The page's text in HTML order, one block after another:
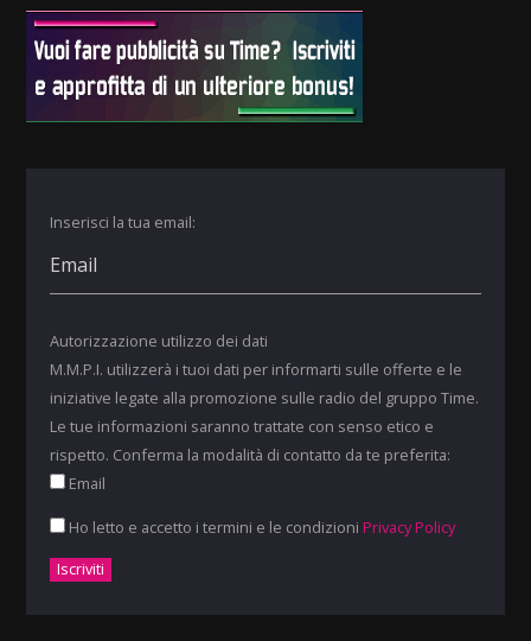
Inserisci la tua email:
Autorizzazione utilizzo dei dati
M.M.P.I. utilizzerà i tuoi dati per informarti sulle offerte e le
iniziative legate alla promozione sulle radio del gruppo Time.
Le tue informazioni saranno trattate con senso etico e
rispetto. Conferma la modalità di contatto da te preferita:
Email
Ho letto e accetto i termini e le condizioni Privacy Policy